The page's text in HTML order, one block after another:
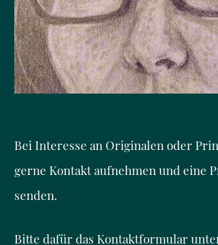
Bei Interesse an Originalen oder
gerne Kontakt aufnehmen und eine
senden.
Bitte dafür das Kontaktformular